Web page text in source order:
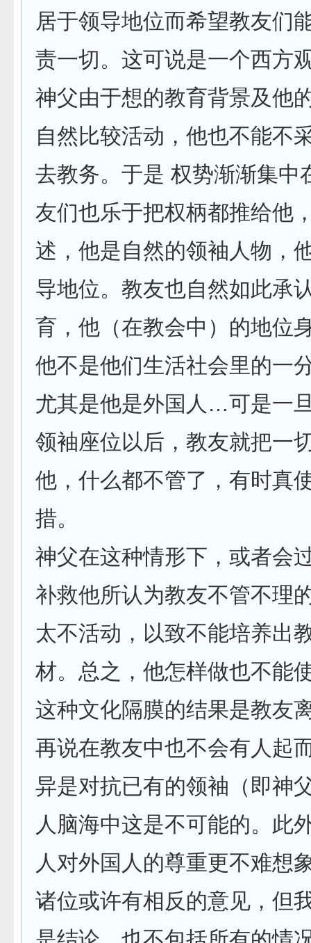
居于领导地位而希望教友们
责一切。这可说是一个西方
神父由于想的教育背景及他
自然比较活动，他也不能不
去教务。于是 权势渐渐集中
友们也乐于把权柄都推给他
述，他是自然的领袖人物，
导地位。教友也自然如此承
育，他（在教会中）的地位
他不是他们生活社会里的一
尤其是他是外国人…可是一
领袖座位以后，教友就把一
他，什么都不管了，有时真
措。
神父在这种情形下，或者会
补救他所认为教友不管不理
太不活动，以致不能培养出
材。总之，他怎样做也不能
这种文化隔膜的结果是教友
再说在教友中也不会有人起
异是对抗已有的领袖（即神
人脑海中这是不可能的。此
人对外国人的尊重更不难想
诸位或许有相反的意见，但